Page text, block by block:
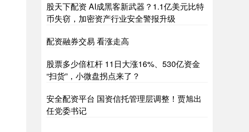
股天下配资 AI成黑客新武器？1.1亿美元比特
币失窃，加密资产行业安全警报升级
配资融券交易 看涨走高
股票多少倍杠杆 11日大涨16%、530亿资金
“扫货”，小微盘拐点来了？
安全配资平台 国资信托管理层调整！贾旭出
任党委书记